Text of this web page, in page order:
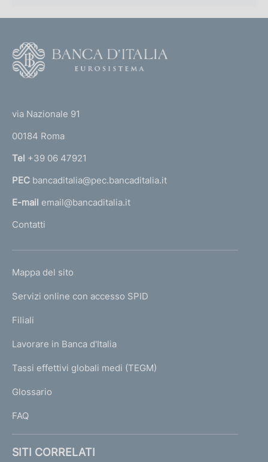
r
n
a
l
'
m
e
a
g
via Nazionale 91
00184 Roma
Tel +39 06 47921
PEC bancaditalia@pec.bancaditalia.it
E-mail email@bancaditalia.it
Contatti
L
N
K
T
I
I
Mappa del sito
Servizi online con accesso SPID
Filiali
Lavorare in Banca d'Italia
Tassi effettivi globali medi (TEGM)
Glossario
FAQ
SITI CORRELATI